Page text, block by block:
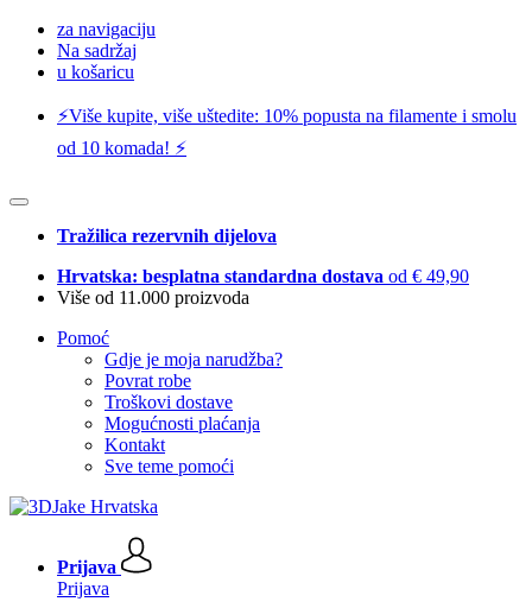
za navigaciju
Na sadržaj
u košaricu
⚡️Više kupite, više uštedite: 10% popusta na filamente i smolu
od 10 komada! ⚡️
Tražilica rezervnih dijelova
Hrvatska: besplatna standardna dostava od € 49,90
Više od 11.000 proizvoda
Pomoć
Gdje je moja narudžba?
Povrat robe
Troškovi dostave
Mogućnosti plaćanja
Kontakt
Sve teme pomoći
Prijava
Prijava